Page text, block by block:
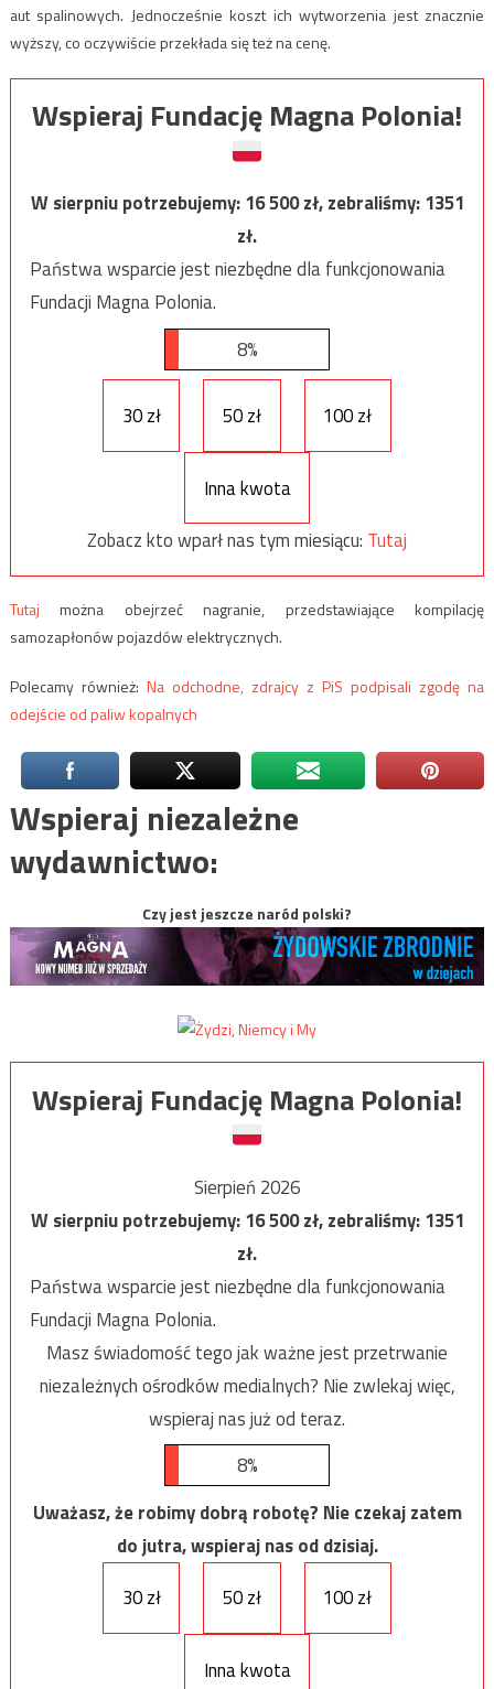
aut spalinowych. Jednocześnie koszt ich wytworzenia jest znacznie
wyższy, co oczywiście przekłada się też na cenę.
Wspieraj Fundację Magna Polonia!
W sierpniu potrzebujemy:16 500zł, zebraliśmy:1351
zł.
Państwa wsparcie jest niezbędne dla funkcjonowania
Fundacji Magna Polonia.
8%
30 zł 50 zł 100 zł
Inna kwota
Zobacz kto wparł nas tym miesiącu: Tutaj
Tutaj można obejrzeć nagranie, przedstawiające kompilację
samozapłonów pojazdów elektrycznych.
Polecamy również: Na odchodne, zdrajcy z PiS podpisali zgodę na
odejście od paliw kopalnych
Wspieraj niezależne
wydawnictwo:
Czy jest jeszcze naród polski?
Wspieraj Fundację Magna Polonia!
Sierpień 2026
W sierpniu potrzebujemy:16 500zł, zebraliśmy:1351
zł.
Państwa wsparcie jest niezbędne dla funkcjonowania
Fundacji Magna Polonia.
Masz świadomość tego jak ważne jest przetrwanie
niezależnych ośrodków medialnych? Nie zwlekaj więc,
wspieraj nas już od teraz.
8%
Uważasz, że robimy dobrą robotę? Nie czekaj zatem
do jutra, wspieraj nas od dzisiaj.
30 zł
50 zł 100 zł
Inna kwota